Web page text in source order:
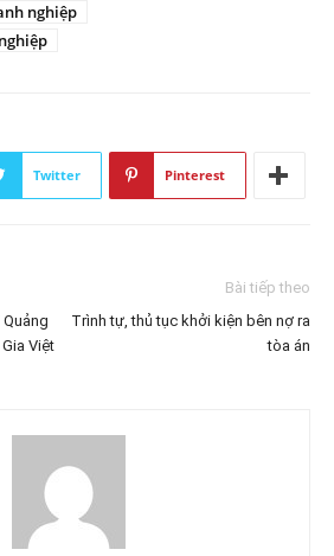
nghiệp
Twitter Pinterest
Việt
Bài tiếp theo
Trình tự, thủ tục khởi kiện bên nợ ra
tòa án